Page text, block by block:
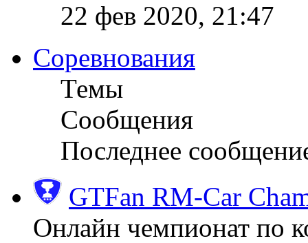
22 фев 2020, 21:47
Соревнования
Темы
Сообщения
Последнее
GTFan RM-Car
Онлайн чемпионат по